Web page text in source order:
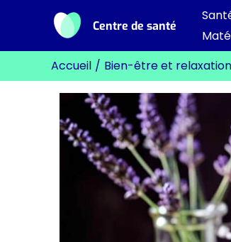
contenu
Centre de santé
Accueil Bien-être et relaxation